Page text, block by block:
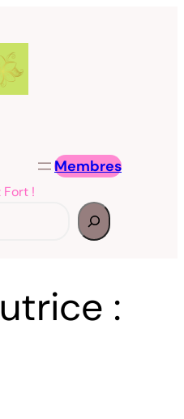
Fort !
Membres
: